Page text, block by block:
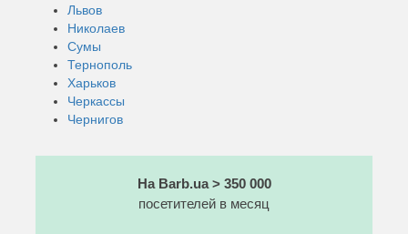
Львов
Николаев
Сумы
Тернополь
Харьков
Черкассы
Чернигов
На Barb.ua > 350 000
посетителей в месяц